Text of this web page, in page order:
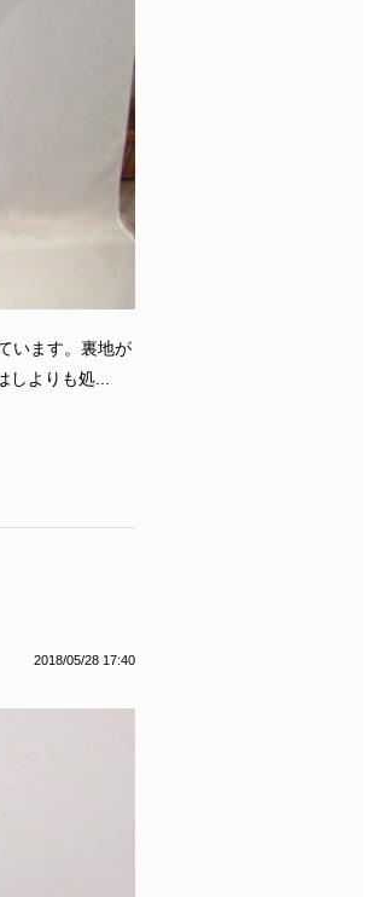
います。裏地が
よりも処...
2018/05/28 17:40